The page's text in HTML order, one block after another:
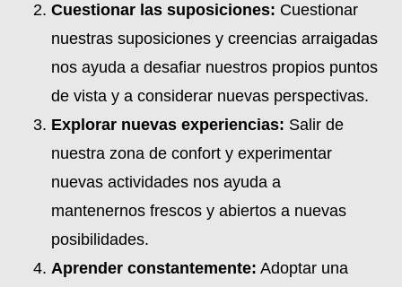
Cuestionar las suposiciones: Cuestionar
nuestras suposiciones y creencias arraigadas
nos ayuda a desafiar nuestros propios puntos
de vista y a considerar nuevas perspectivas.
Explorar nuevas experiencias: Salir de
nuestra zona de confort y experimentar
nuevas actividades nos ayuda a
mantenernos frescos y abiertos a nuevas
posibilidades.
Aprender constantemente: Adoptar una